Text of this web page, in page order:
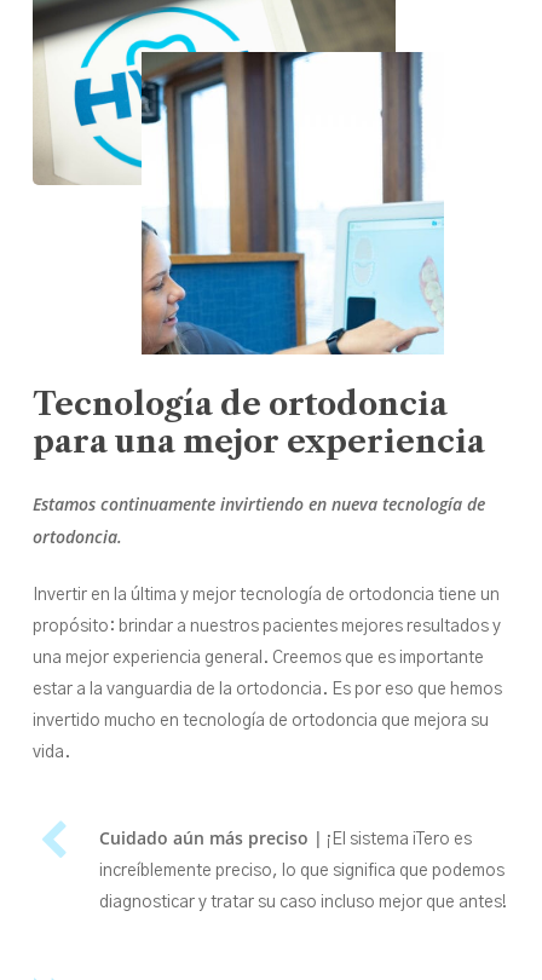
Tecnología de ortodoncia
parauna mejor experiencia
Estamos continuamente invirtiendo en nueva tecnología de
ortodoncia.
Invertir en la última y mejor tecnología de ortodoncia tiene un
propósito: brindar a nuestros pacientes mejores resultados y
una mejor experiencia general. Creemos que es importante
estar a la vanguardia de la ortodoncia. Es por eso que hemos
invertido mucho en tecnología de ortodoncia que mejora su
vida.
Cuidado aún más preciso | ¡El sistema iTero es
increíblemente preciso, lo que significa que podemos
diagnosticar y tratar su caso incluso mejor que antes!